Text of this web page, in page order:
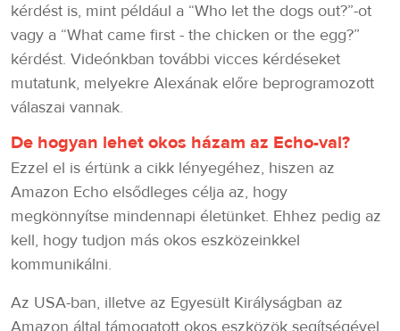
kérdést is, mint például a “Who let the dogs out?”-ot
vagy a “What came first - the chicken or the egg?”
kérdést. Videónkban további vicces kérdéseket
mutatunk, melyekre Alexának előre beprogramozott
válaszai vannak.
De hogyan lehet okos házam az Echo-val?
Ezzel el is értünk a cikk lényegéhez, hiszen az
Amazon Echo elsődleges célja az, hogy
megkönnyítse mindennapi életünket. Ehhez pedig az
kell, hogy tudjon más okos eszközeinkkel
kommunikálni.
Az USA-ban, illetve az Egyesült Királyságban az